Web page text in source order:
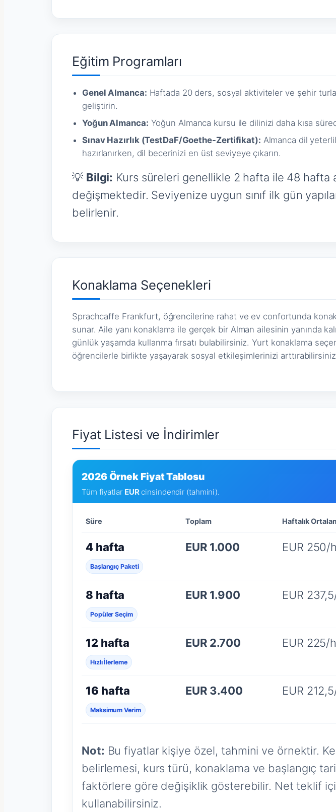
Eğitim Programları
Genel Almanca: Haftada 20 ders, sosyal aktiviteler ve şehir
geliştirin.
Yoğun Almanca: Yoğun Almanca kursu ile dilinizi daha kısa
Sınav Hazırlık (TestDaF/Goethe-Zertifikat): Almanca dil
hazırlanırken, dil becerinizi en üst seviyeye çıkarın.
💡 Bilgi: Kurs süreleri genellikle 2 hafta ile 48 hafta
değişmektedir. Seviyenize uygun sınıf ilk gün
belirlenir.
Konaklama Seçenekleri
Sprachcaffe Frankfurt, öğrencilerine rahat ve ev confortunda
sunar. Aile yanı konaklama ile gerçek bir Alman ailesinin yanında
günlük yaşamda kullanma fırsatı bulabilirsiniz. Yurt konaklama
öğrencilerle birlikte yaşayarak sosyal etkileşimlerinizi
Fiyat Listesi ve İndirimler
2026 Örnek Fiyat Tablosu
Tüm fiyatlar EURcinsindendir (tahmini).
Süre Toplam Haftalık
4 hafta
Başlangıç Paketi
EUR 1.000 EUR 250/
8 hafta
Popüler Seçim
EUR 1.900 EUR
12 hafta
Hızlı İlerleme
EUR 2.700 EUR 225/
16 hafta
Maksimum Verim
EUR 3.400 EUR
Not: Bu fiyatlar kişiye özel, tahmini ve örnektir.
belirlemesi, kurs türü, konaklama ve başlangıç
faktörlere göre değişiklik gösterebilir. Net teklif
kullanabilirsiniz.